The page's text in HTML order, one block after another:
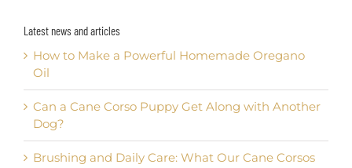
Latest news and articles
How to Make a Powerful Homemade Oregano
Oil
Can a Cane Corso Puppy Get Along with Another
Dog?
Brushing and Daily Care: What Our Cane Corsos